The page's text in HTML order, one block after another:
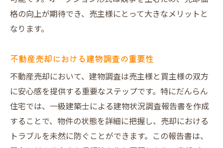
格の向上が期待でき、売主様にとって大きなメリットと
なります。
不動産売却における建物調査の重要性
不動産売却において、建物調査は売主様と買主様の双方
に安心感を提供する重要なステップです。特にだんらん
住宅では、一級建築士による建物状況調査報告書を作成
することで、物件の状態を詳細に把握し、売却における
トラブルを未然に防ぐことができます。この報告書は、